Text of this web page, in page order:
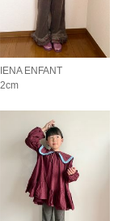
IENA ENFANT
2cm